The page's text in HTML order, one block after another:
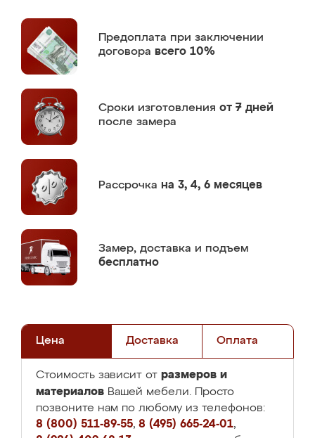
Предоплата при заключении
договора всего 10%
Сроки изготовления от 7 дней
после замера
Рассрочка на 3, 4, 6 месяцев
Замер, доставка и подъем
бесплатно
Цена Доставка Оплата
Стоимость зависит от размеров и
материалов Вашей мебели. Просто
позвоните нам по любому из телефонов:
8 (800) 511-89-55, 8 (495) 665-24-01,